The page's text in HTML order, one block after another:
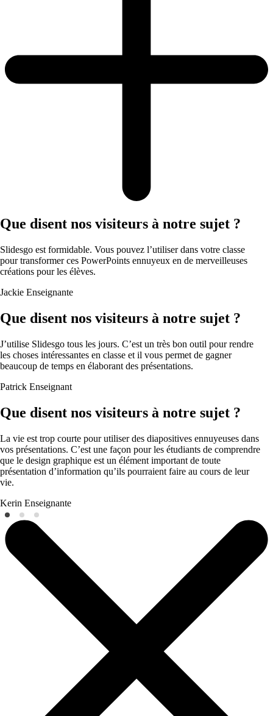
Que disent nos visiteurs à notre sujet ?
Slidesgo est formidable. Vous pouvez l’utiliser dans votre classe
pour transformer ces PowerPoints ennuyeux en de merveilleuses
créations pour les élèves.
Jackie Enseignante
Que disent nos visiteurs à notre sujet ?
J’utilise Slidesgo tous les jours. C’est un très bon outil pour rendre
les choses intéressantes en classe et il vous permet de gagner
beaucoup de temps en élaborant des présentations.
Patrick Enseignant
Que disent nos visiteurs à notre sujet ?
La vie est trop courte pour utiliser des diapositives ennuyeuses dans
vos présentations. C’est une façon pour les étudiants de comprendre
que le design graphique est un élément important de toute
présentation d’information qu’ils pourraient faire au cours de leur
vie.
Kerin Enseignante